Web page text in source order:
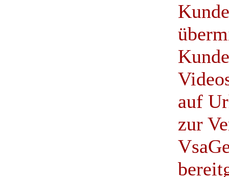
auf
zur